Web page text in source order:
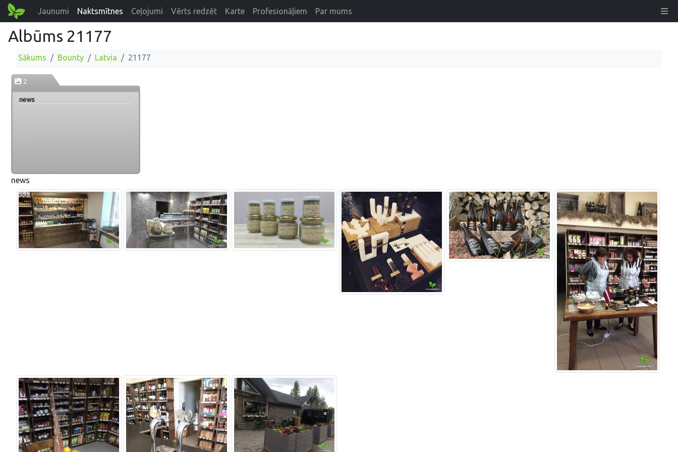
Jaunumi Naktsmītnes Ceļojumi Vērts redzēt Karte Profesionāļiem Par mums
Albūms 21177
Sākums Bounty Latvia 21177
2
news
news